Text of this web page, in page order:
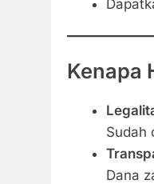
Kenapa
Sudah
Dana